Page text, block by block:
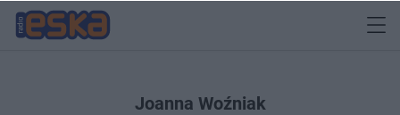
Joanna Woźniak